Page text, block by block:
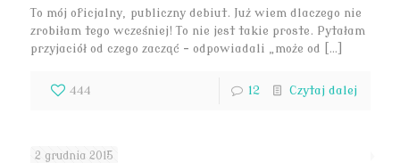
To mój oficjalny, publiczny debiut. Już wiem dlaczego nie
zrobiłam tego wcześniej! To nie jest takie proste. Pytałam
przyjaciół od czego zacząć – odpowiadali „może od […]
444 12 Czytaj dalej
2 grudnia 2015